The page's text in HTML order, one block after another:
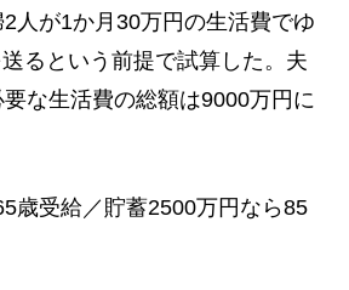
人が1か月30万円の生活費でゆ
るという前提で試算した。夫
な生活費の総額は9000万円に
歳受給／貯蓄2500万円なら85